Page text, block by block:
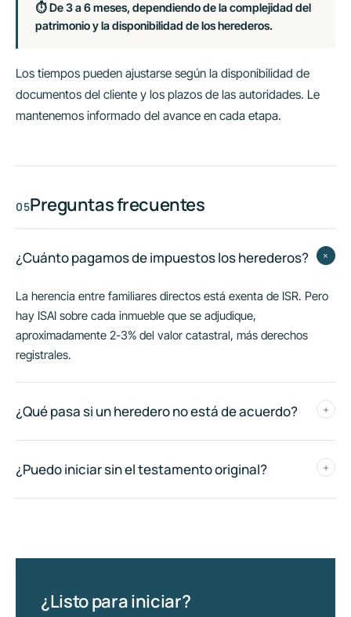
⏱ De 3 a 6 meses, dependiendo de la complejidad del
patrimonio y la disponibilidad de los herederos.
Los tiempos pueden ajustarse según la disponibilidad de
documentos del cliente y los plazos de las autoridades. Le
mantenemos informado del avance en cada etapa.
Preguntas frecuentes
¿Cuánto pagamos de impuestos los herederos? +
La herencia entre familiares directos está exenta de ISR. Pero
hay ISAI sobre cada inmueble que se adjudique,
aproximadamente 2-3% del valor catastral, más derechos
registrales.
¿Qué pasa si un heredero no está de acuerdo? +
¿Puedo iniciar sin el testamento original? +
¿Listo para iniciar?